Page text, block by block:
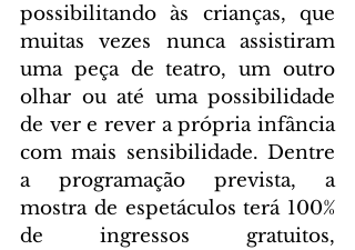
possibilitando às crianças, que
muitas vezes nunca assistiram
uma peça de teatro, um outro
olhar ou até uma possibilidade
de ver e rever a própria infância
com mais sensibilidade. Dentre
a programação prevista, a
mostra de espetáculos terá 100%
de ingressos gratuitos,